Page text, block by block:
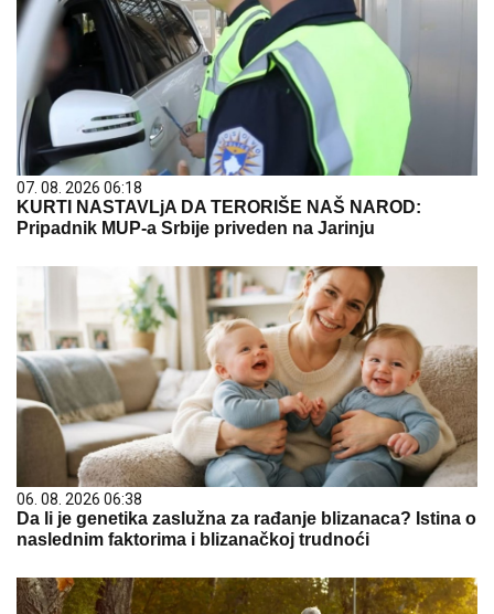
07. 08. 2026 06:18
KURTI NASTAVLjA DA TERORIŠE NAŠ NAROD:
Pripadnik MUP-a Srbije priveden na Jarinju
06. 08. 2026 06:38
Da li je genetika zaslužna za rađanje blizanaca? Istina o
naslednim faktorima i blizanačkoj trudnoći